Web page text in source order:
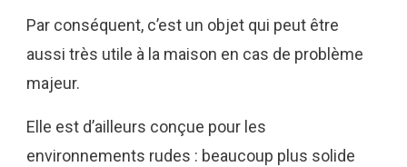
Par conséquent, c’est un objet qui peut être
aussi très utile à la maison en cas de problème
majeur.
Elle est d’ailleurs conçue pour les
environnements rudes : beaucoup plus solide